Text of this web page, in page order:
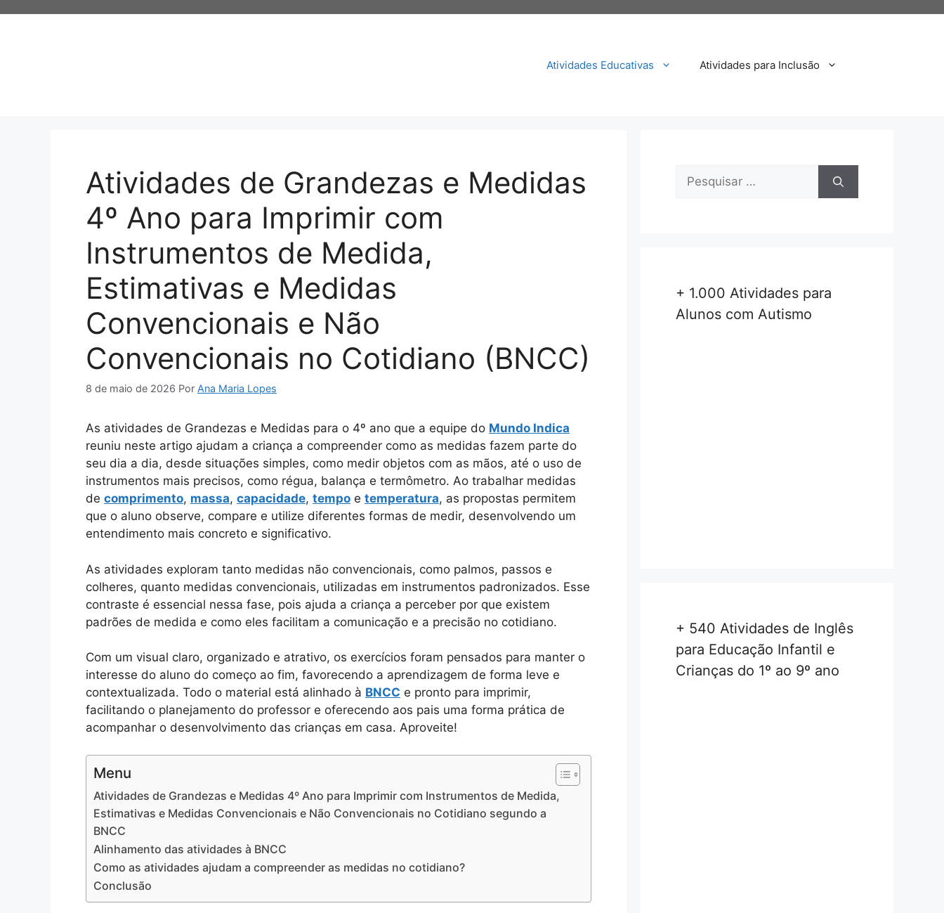
Atividades Educativas Atividades para Inclusão
Atividades de Grandezas e Medidas
4º Ano para Imprimir com
Instrumentos de Medida,
Estimativas e Medidas
Convencionais e Não
Convencionais no Cotidiano (BNCC)
8 de maio de 2026 Por Ana Maria Lopes
As atividades de Grandezas e Medidas para o 4º ano que a equipe do Mundo Indica
reuniu neste artigo ajudam a criança a compreender como as medidas fazem parte do
seu dia a dia, desde situações simples, como medir objetos com as mãos, até o uso de
instrumentos mais precisos, como régua, balança e termômetro. Ao trabalhar medidas
de comprimento, massa, capacidade, tempo e temperatura, as propostas permitem
que o aluno observe, compare e utilize diferentes formas de medir, desenvolvendo um
entendimento mais concreto e significativo.
As atividades exploram tanto medidas não convencionais, como palmos, passos e
colheres, quanto medidas convencionais, utilizadas em instrumentos padronizados. Esse
contraste é essencial nessa fase, pois ajuda a criança a perceber por que existem
padrões de medida e como eles facilitam a comunicação e a precisão no cotidiano.
Com um visual claro, organizado e atrativo, os exercícios foram pensados para manter o
interesse do aluno do começo ao fim, favorecendo a aprendizagem de forma leve e
contextualizada. Todo o material está alinhado à BNCC e pronto para imprimir,
facilitando o planejamento do professor e oferecendo aos pais uma forma prática de
acompanhar o desenvolvimento das crianças em casa. Aproveite!
Menu
Atividades de Grandezas e Medidas 4º Ano para Imprimir com Instrumentos de Medida,
Estimativas e Medidas Convencionais e Não Convencionais no Cotidiano segundo a
BNCC
Alinhamento das atividades à BNCC
Como as atividades ajudam a compreender as medidas no cotidiano?
Conclusão
Pesquisar
+ 1.000 Atividades para
Alunos com Autismo
+ 540 Atividades de Inglês
para Educação Infantil e
Crianças do 1º ao 9º ano